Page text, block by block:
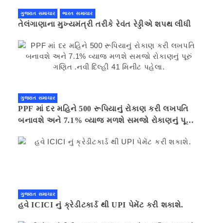
ગુજરાત સમાચાર ભારત સમાચાર
તેલંગાણાના મુખ્યમંત્રી તરીકે રેવંત રેડ્ડીએ શપથ લીધી
ગુજરાત સમાચાર
PPF માં દર મહિને 500 રૂપિયાનું રોકાણ કરી લખપતિ
બનાવશે અને 7.1% વ્યાજ મળશે સમજો રોકાણનું પૂરું
ગુજરાત સમાચાર
હવે ICICI નું ક્રેડીટકાર્ડ થી UPI પેમેંટ કરી શકાશે.